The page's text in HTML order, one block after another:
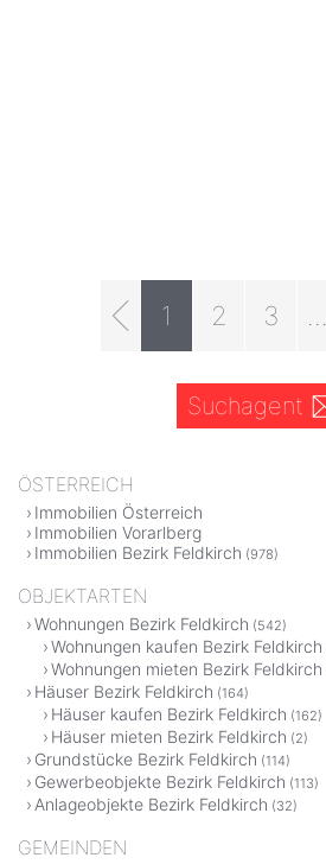
1 2 3
Suchagent
ÖSTERREICH
Immobilien Österreich
Immobilien Vorarlberg
Immobilien Bezirk Feldkirch (978)
OBJEKTARTEN
Wohnungen Bezirk Feldkirch (542)
Wohnungen kaufen Bezirk Feldkirch
Wohnungen mieten Bezirk Feldkirch
Häuser Bezirk Feldkirch (164)
Häuser kaufen Bezirk Feldkirch (162)
Häuser mieten Bezirk Feldkirch (2)
Grundstücke Bezirk Feldkirch (114)
Gewerbeobjekte Bezirk Feldkirch (113)
Anlageobjekte Bezirk Feldkirch (32)
GEMEINDEN